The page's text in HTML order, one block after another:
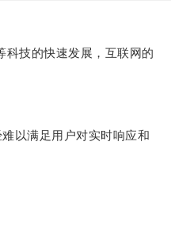
技的快速发展，互联网的
以满足用户对实时响应和